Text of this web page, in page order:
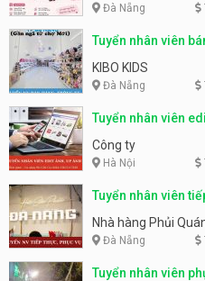
Đà Nẵng
Tuyển nhân viên
KIBO KIDS
Đà Nẵng
Tuyển nhân viên
Công ty
Hà Nội
Tuyển nhân viên
Nhà hàng Phủi
Đà Nẵng
Tuyển nhân viên